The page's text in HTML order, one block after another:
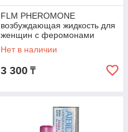
FLM PHEROMONE
возбуждающая жидкость для
женщин с феромонами
сиреневый, жидкость 10 мл*4
флакона
Нет в наличии
3 300 ₸